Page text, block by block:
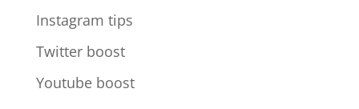
Instagram tips
Twitter boost
Youtube boost